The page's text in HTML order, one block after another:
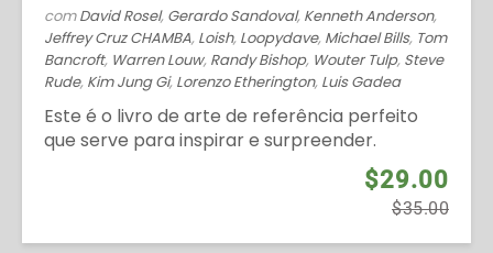
comDavid Rosel, Gerardo Sandoval, Kenneth Anderson,
Jeffrey Cruz CHAMBA, Loish, Loopydave, Michael Bills, Tom
Bancroft, Warren Louw, Randy Bishop, Wouter Tulp, Steve
Rude, Kim Jung Gi, Lorenzo Etherington, Luis Gadea
Este é o livro de arte de referência perfeito
que serve para inspirar e surpreender.
$29.00
$35.00